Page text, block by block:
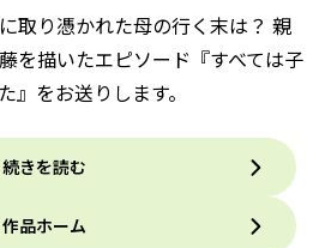
取り憑かれた母の行く末は？ 親
を描いたエピソード『すべては子
』をお送りします。
続きを読む
作品ホーム